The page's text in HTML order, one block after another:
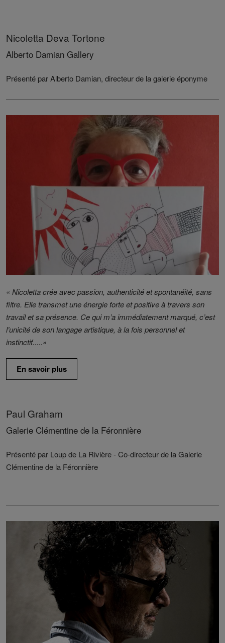
Nicoletta Deva Tortone
Alberto Damian Gallery
Présenté par Alberto Damian, directeur de la galerie éponyme
« Nicoletta crée avec passion, authenticité et spontanéité, sans
filtre. Elle transmet une énergie forte et positive à travers son
travail et sa présence. Ce qui m’a immédiatement marqué, c’est
l’unicité de son langage artistique, à la fois personnel et
instinctif.....»
En savoir plus
Paul Graham
Galerie Clémentine de la Féronnière
Présenté par Loup de La Rivière - Co-directeur de la Galerie
Clémentine de la Féronnière